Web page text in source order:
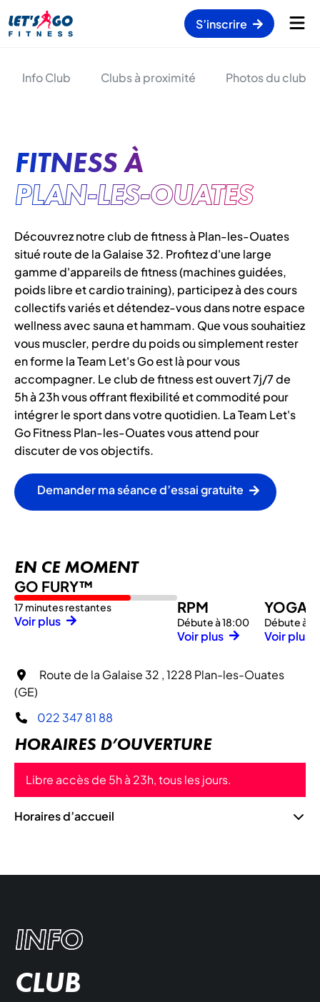
S’inscrire
Info Club Clubs à proximité Photos du club
FITNESS À
PLAN-LES-OUATES
Découvrez notre club de fitness à Plan-les-Ouates
situé route de la Galaise 32. Profitez d'une large
gamme d'appareils de fitness (machines guidées,
poids libre et cardio training), participez à des cours
collectifs variés et détendez-vous dans notre espace
wellness avec sauna et hammam. Que vous souhaitiez
vous muscler, perdre du poids ou simplement rester
en forme la Team Let's Go est là pour vous
accompagner. Le club de fitness est ouvert 7j/7 de
5h à 23h vous offrant flexibilité et commodité pour
intégrer le sport dans votre quotidien. La Team Let's
Go Fitness Plan-les-Ouates vous attend pour
discuter de vos objectifs.
Demander ma séance d’essai gratuite
EN CE MOMENT
GO FURY™
17 minutes restantes
Voir plus
RPM
Débute à 18:00
Voir plus
YOGA
Débute à
Voir plus
Route de la Galaise 32 , 1228 Plan-les-Ouates
(GE)
022 347 81 88
HORAIRES D’OUVERTURE
Libre accès de 5h à 23h, tous les jours.
Horaires d’accueil
INFO
CLUB